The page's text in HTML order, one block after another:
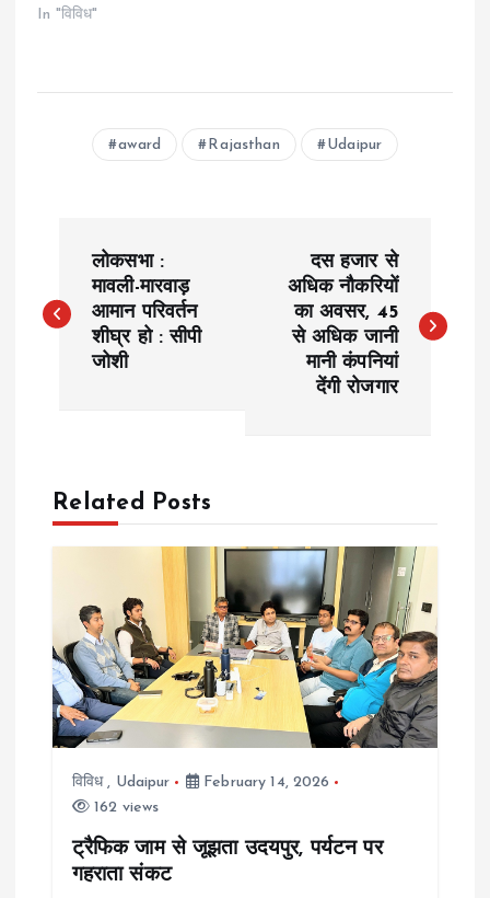
In "विविध"
award Rajasthan Udaipur
o
a
g
a
लोकसभा :
मावली-मारवाड़
आमान परिवर्तन
शीघ्र हो : सीपी
जोशी
दस हजार से
अधिक नौकरियों
का अवसर, 45
से अधिक जानी
मानी कंपनियां
देंगी रोजगार
Related Posts
विविध, Udaipur
February 14, 2026
162 views
ट्रैफिक जाम से जूझता उदयपुर, पर्यटन पर
गहराता संकट